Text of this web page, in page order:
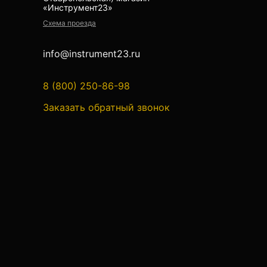
Аксессуары для теодолитов
Теодолиты электронные
компасы
«Инструмент23»
Схема проезда
info@instrument23.ru
8 (800) 250-86-98
Заказать обратный звонок